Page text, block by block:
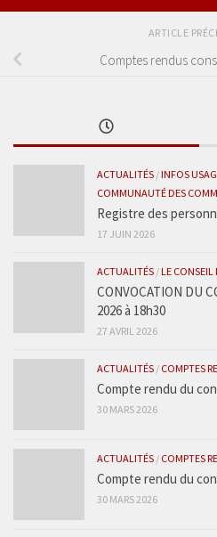
ARTICLE
Comptes rendus
ACTUALITÉS /INFOS
COMMUNAUTÉ DES
Registre des
17 JUIN 2026
ACTUALITÉS /LE CONSEIL
CONVOCATION DU
2026 à 18h30
27 AVRIL 2026
ACTUALITÉS / COMPTES
Compte rendu du
30 MARS 2026
ACTUALITÉS / COMPTES
Compte rendu du
30 MARS 2026